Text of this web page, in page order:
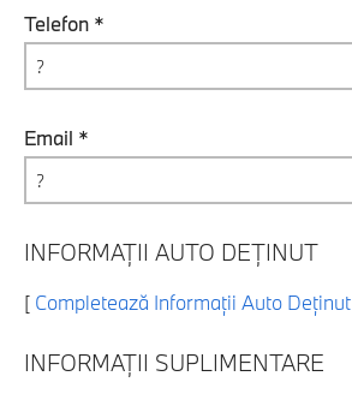
Telefon *
Email *
INFORMAȚII AUTO DEȚINUT
[ Completează Informații Auto Deținut
INFORMAȚII SUPLIMENTARE